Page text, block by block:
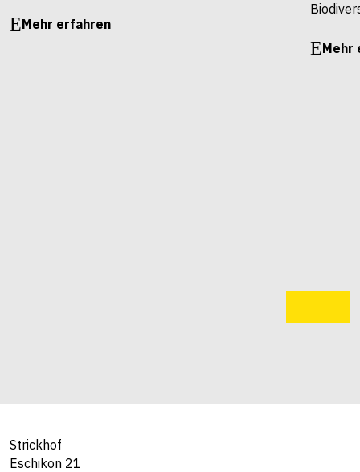
Mehr erfahren
Mehr
Strickhof
Eschikon 21